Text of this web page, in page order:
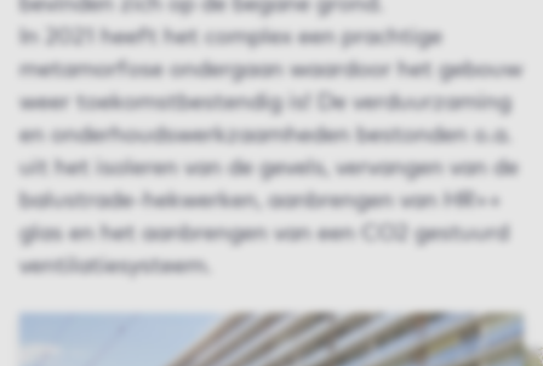
bevinden zich op de begane grond.
In 2021 heeft het complex een prachtige
metamorfose ondergaan waardoor het gebouw
weer toekomstbestendig is! De verduurzaming
en onderhoudswerkzaamheden bestonden o.a.
uit het isoleren van de gevels, vervangen van de
balustrade-hekwerken, aanbrengen van HR++
glas en het aanbrengen van een CO2 gestuurd
ventilatiesysteem.